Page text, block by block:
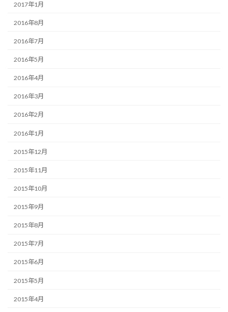
2017年1月
2016年8月
2016年7月
2016年5月
2016年4月
2016年3月
2016年2月
2016年1月
2015年12月
2015年11月
2015年10月
2015年9月
2015年8月
2015年7月
2015年6月
2015年5月
2015年4月